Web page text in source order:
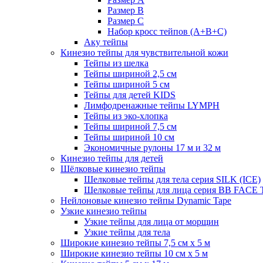
Размер B
Размер С
Набор кросс тейпов (А+B+C)
Аку тейпы
Кинезио тейпы для чувствительной кожи
Тейпы из шелка
Тейпы шириной 2,5 см
Тейпы шириной 5 см
Тейпы для детей KIDS
Лимфодренажные тейпы LYMPH
Тейпы из эко-хлопка
Тейпы шириной 7,5 см
Тейпы шириной 10 см
Экономичные рулоны 17 м и 32 м
Кинезио тейпы для детей
Шёлковые кинезио тейпы
Шелковые тейпы для тела серия SILK (ICE)
Шелковые тейпы для лица серия BB FACE
Нейлоновые кинезио тейпы Dynamic Tape
Узкие кинезио тейпы
Узкие тейпы для лица от морщин
Узкие тейпы для тела
Широкие кинезио тейпы 7,5 см x 5 м
Широкие кинезио тейпы 10 см х 5 м